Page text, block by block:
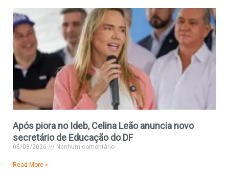
Após piora no Ideb, Celina Leão anuncia novo
secretário de Educação do DF
08/08/2026 Nenhum comentário
Read More »